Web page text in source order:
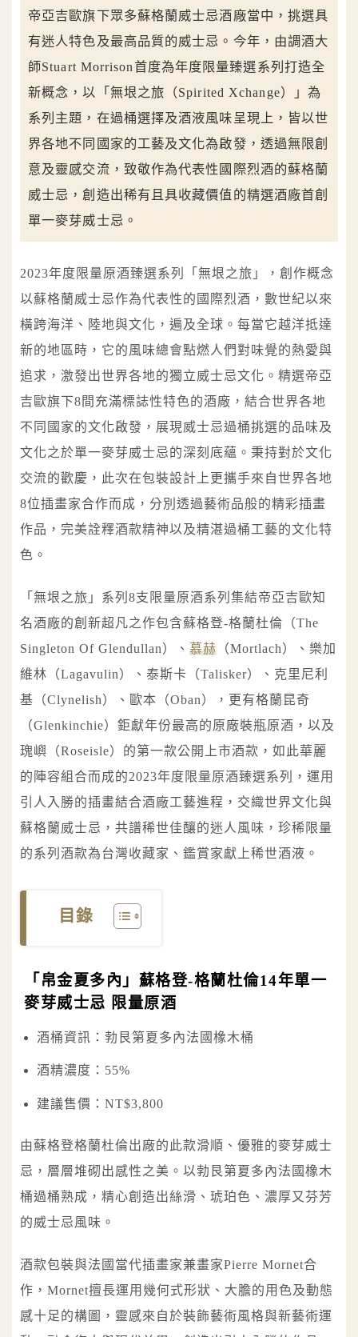
帝亞吉歐旗下眾多蘇格蘭威士忌酒廠當中，挑選具
有迷人特色及最高品質的威士忌。今年，由調酒大
師Stuart Morrison首度為年度限量臻選系列打造全
新概念，以「無垠之旅（Spirited Xchange）」為
系列主題，在過桶選擇及酒液風味呈現上，皆以世
界各地不同國家的工藝及文化為啟發，透過無限創
意及靈感交流，致敬作為代表性國際烈酒的蘇格蘭
威士忌，創造出稀有且具收藏價值的精選酒廠首創
單一麥芽威士忌。
2023年度限量原酒臻選系列「無垠之旅」，創作概念
以蘇格蘭威士忌作為代表性的國際烈酒，數世紀以來
橫跨海洋、陸地與文化，遍及全球。每當它越洋抵達
新的地區時，它的風味總會點燃人們對味覺的熱愛與
追求，激發出世界各地的獨立威士忌文化。精選帝亞
吉歐旗下8間充滿標誌性特色的酒廠，結合世界各地
不同國家的文化啟發，展現威士忌過桶挑選的品味及
文化之於單一麥芽威士忌的深刻底蘊。秉持對於文化
交流的歡慶，此次在包裝設計上更攜手來自世界各地
8位插畫家合作而成，分別透過藝術品般的精彩插畫
作品，完美詮釋酒款精神以及精湛過桶工藝的文化特
色。
「無垠之旅」系列8支限量原酒系列集結帝亞吉歐知
名酒廠的創新超凡之作包含蘇格登-格蘭杜倫（The
Singleton Of Glendullan）、 慕赫 （Mortlach）、樂加
維林（Lagavulin）、泰斯卡（Talisker）、克里尼利
基（Clynelish）、歐本（Oban），更有格蘭昆奇
（Glenkinchie）鉅獻年份最高的原廠裝瓶原酒，以及
瑰嶼（Roseisle）的第一款公開上市酒款，如此華麗
的陣容組合而成的2023年度限量原酒臻選系列，運用
引人入勝的插畫結合酒廠工藝進程，交織世界文化與
蘇格蘭威士忌，共譜稀世佳釀的迷人風味，珍稀限量
的系列酒款為台灣收藏家、鑑賞家獻上稀世酒液。
目錄
「帛金夏多內」蘇格登-格蘭杜倫14年單一
麥芽威士忌 限量原酒
酒桶資訊：勃艮第夏多內法國橡木桶
酒精濃度：55%
建議售價：NT$3,800
由蘇格登格蘭杜倫出廠的此款滑順、優雅的麥芽威士
忌，層層堆砌出感性之美。以勃艮第夏多內法國橡木
桶過桶熟成，精心創造出絲滑、琥珀色、濃厚又芬芳
的威士忌風味。
酒款包裝與法國當代插畫家兼畫家Pierre Mornet合
作，Mornet擅長運用幾何式形狀、大膽的用色及動態
感十足的構圖，靈感來自於裝飾藝術風格與新藝術運